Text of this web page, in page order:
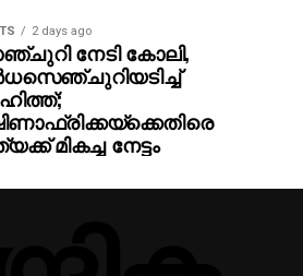
2 days ago
നേടി കോലി,
മികച്ച നേട്ടം